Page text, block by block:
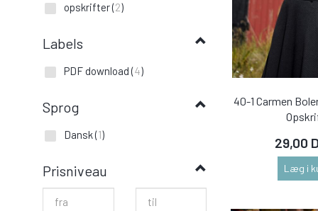
opskrifter(2)
Labels
PDF download(4)
Sprog
Dansk(1)
Prisniveau
40-1 Carmen
29,00
Læg i